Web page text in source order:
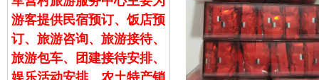
游客提供民宿预订、饭店预
订、旅游咨询、旅游接待、
旅游包车、团建接待安排、